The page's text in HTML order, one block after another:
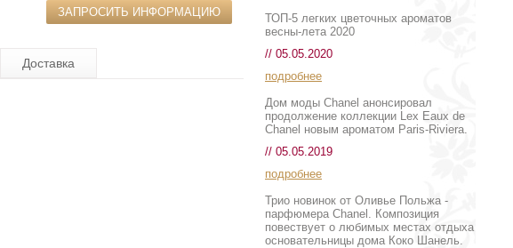
ЗАПРОСИТЬ ИНФОРМАЦИЮ
Доставка
ТОП-5 легких цветочных ароматов
весны-лета 2020
// 05.05.2020
подробнее
Дом моды Chanel анонсировал
продолжение коллекции Lex Eaux de
Chanel новым ароматом Paris-Riviera.
// 05.05.2019
подробнее
Трио новинок от Оливье Польжа -
парфюмера Chanel. Композиция
повествует о любимых местах отдыха
основательницы дома Коко Шанель.